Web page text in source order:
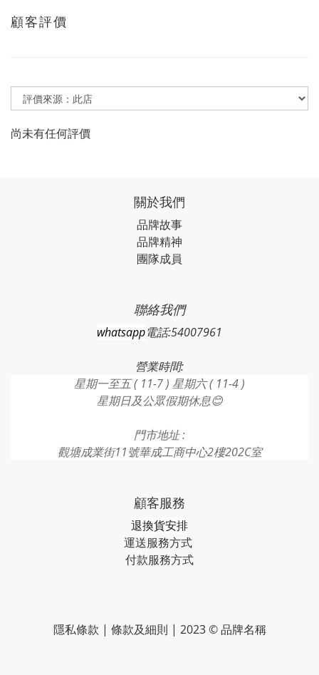
顧客評價
尚未有任何評價
關於我們
品牌故事
品牌精神
團隊成員
聯絡我們
whatsapp電話:54007961
營業時間:
星期一至五 ( 11-7 ) 星期六 ( 11-4 )
星期日及公眾假期休息😊
門市地址 :
觀塘成業街11號華成工商中心2樓202C室
顧客服務
退換貨安排
運送服務方式
付款服務方式​​​
隱私條款 | 條款及細則 | 2023 © 品牌名稱